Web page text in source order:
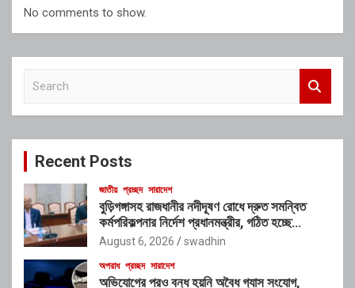
No comments to show.
c
Recent Posts
জাতীয় প্রচ্ছদ সারাদেশ
বুড়িগঙ্গাসহ রাজধানীর নদীদূষণ রোধে দ্রুত সমন্বিত
কর্মপরিকল্পনার নির্দেশ প্রধানমন্ত্রীর, গঠিত হচ্ছে
আন্তঃসংস্থা সমন্বয় কমিটি
August 6, 2026 swadhin
অপরাধ প্রচ্ছদ সারাদেশ
অভিযোগের পরও বন্ধ হয়নি অবৈধ গ্যাস সংযোগ,